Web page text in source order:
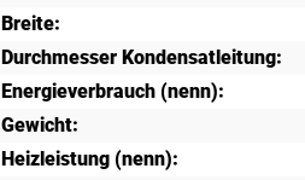
Breite:
Durchmesser Kondensatleitung:
Energieverbrauch (nenn):
Gewicht:
Heizleistung (nenn):